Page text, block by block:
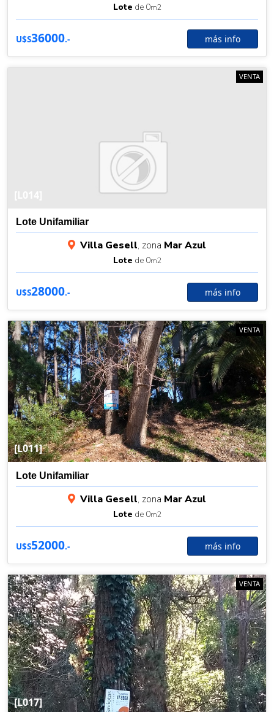
Lote de 0m2
U$S36000.- más info
VENTA
Lote Unifamiliar
Villa Gesell, zona Mar Azul
Lote de 0m2
U$S28000.- más info
[L011]
VENTA
Lote Unifamiliar
Villa Gesell, zona Mar Azul
Lote de 0m2
U$S52000.- más info
[L017]
VENTA